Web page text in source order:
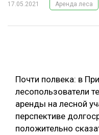
ЛЕСНОЕ ХОЗЯЙСТВО
ЦИФРОВАЯ СРЕДА
ЛЕСОВОССТАНОВЛЕНИЕ
РУБРИКИ
ТЕМАТИЧЕСКИЕ
17.05.2021 Аренда леса
Почти полвека: в
лесопользователи
аренды на лесной
перспективе
положительно